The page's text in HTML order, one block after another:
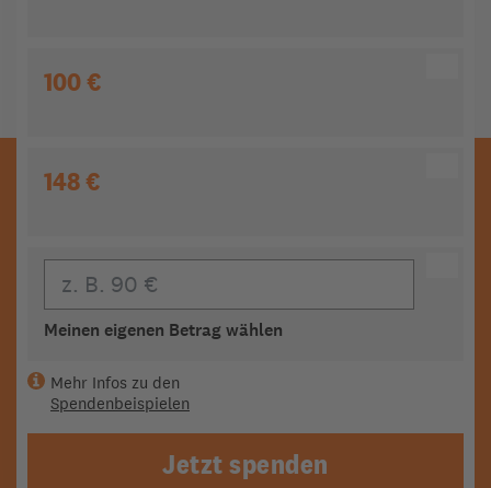
100 €
148 €
Meinen eigenen Betrag wählen
Mehr Infos zu den
Spendenbeispielen
Jetzt spenden